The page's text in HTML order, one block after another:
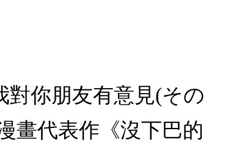
對你朋友有意見(その
畫代表作《沒下巴的